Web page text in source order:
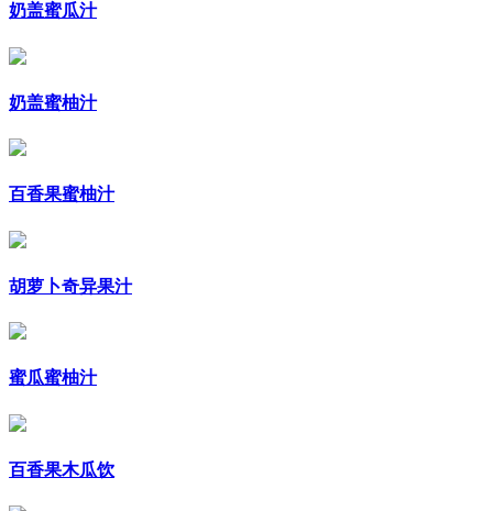
奶盖蜜瓜汁
奶盖蜜柚汁
百香果蜜柚汁
胡萝卜奇异果汁
蜜瓜蜜柚汁
百香果木瓜饮